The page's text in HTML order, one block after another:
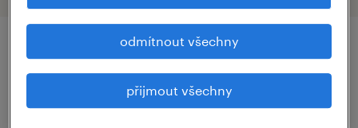
detail nabídky
odmítnout všechny
přijmout všechny